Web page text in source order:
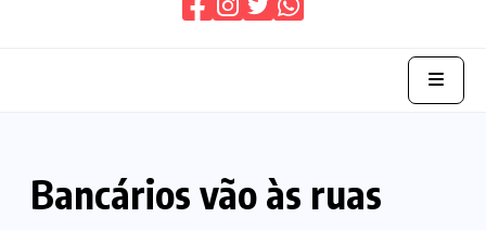
O Sindicato
Bancários vão às ruas